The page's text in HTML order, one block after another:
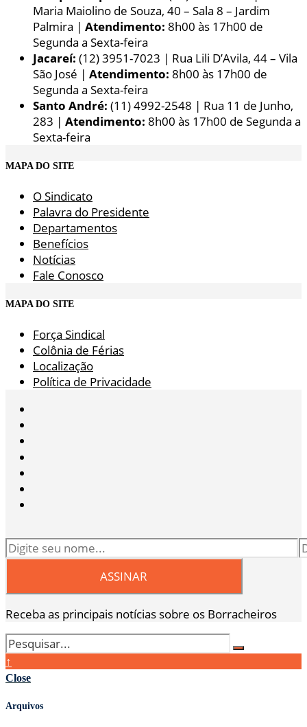
Maria Maiolino de Souza, 40 – Sala 8 – Jardim
Palmira | Atendimento: 8h00 às 17h00 de
Segunda a Sexta-feira
Jacareí: (12) 3951-7023 | Rua Lili D’Avila, 44 – Vila
São José | Atendimento: 8h00 às 17h00 de
Segunda a Sexta-feira
Santo André: (11) 4992-2548 | Rua 11 de Junho,
283 | Atendimento: 8h00 às 17h00 de Segunda a
Sexta-feira
MAPA DO SITE
O Sindicato
Palavra do Presidente
Departamentos
Benefícios
Notícias
Fale Conosco
MAPA DO SITE
Força Sindical
Colônia de Férias
Localização
Política de Privacidade
Receba as principais notícias sobre os Borracheiros
↑
Close
Arquivos